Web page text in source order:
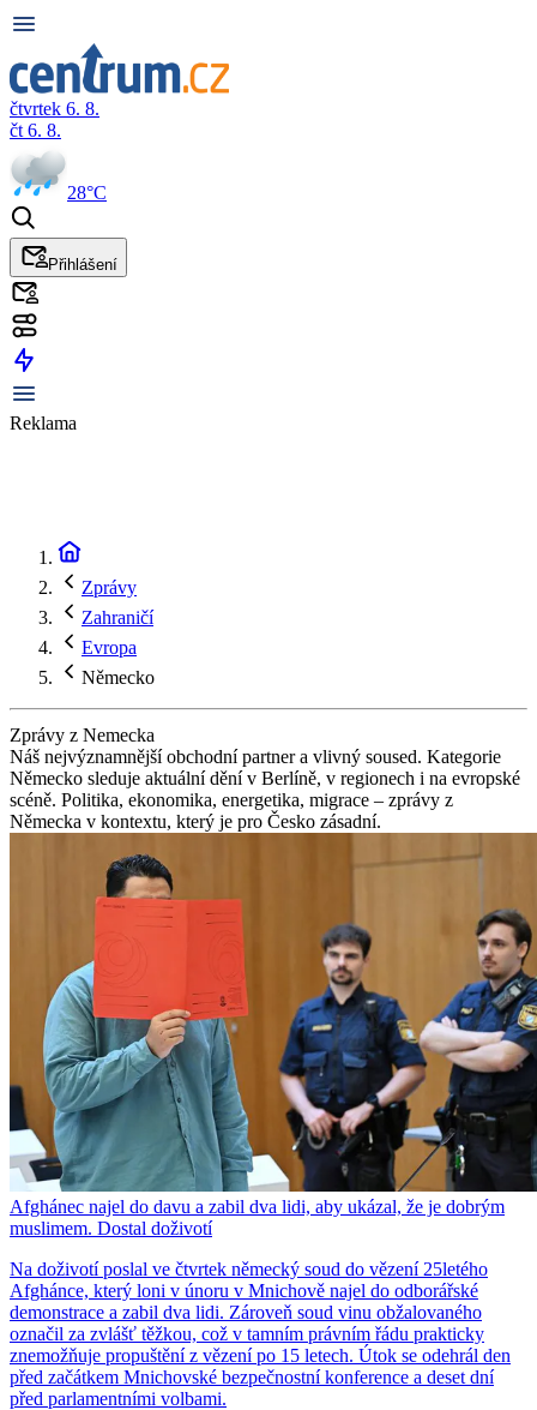
čtvrtek 6. 8.
čt 6. 8.
28°C
Přihlášení
Reklama
Zprávy
Zahraničí
Evropa
Německo
Zprávy z Nemecka
Náš nejvýznamnější obchodní partner a vlivný soused. Kategorie
Německo sleduje aktuální dění v Berlíně, v regionech i na evropské
scéně. Politika, ekonomika, energetika, migrace – zprávy z
Německa v kontextu, který je pro Česko zásadní.
Afghánec najel do davu a zabil dva lidi, aby ukázal, že je dobrým
muslimem. Dostal doživotí
Na doživotí poslal ve čtvrtek německý soud do vězení 25letého
Afghánce, který loni v únoru v Mnichově najel do odborářské
demonstrace a zabil dva lidi. Zároveň soud vinu obžalovaného
označil za zvlášť těžkou, což v tamním právním řádu prakticky
znemožňuje propuštění z vězení po 15 letech. Útok se odehrál den
před začátkem Mnichovské bezpečnostní konference a deset dní
před parlamentními volbami.